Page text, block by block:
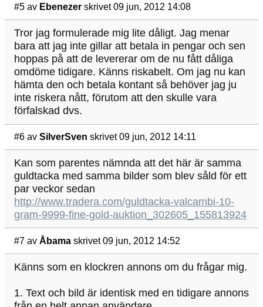
#5 av Ebenezer skrivet 09 jun, 2012 14:08
Tror jag formulerade mig lite dåligt. Jag menar
bara att jag inte gillar att betala in pengar och sen
hoppas på att de levererar om de nu fått dåliga
omdöme tidigare. Känns riskabelt. Om jag nu kan
hämta den och betala kontant så behöver jag ju
inte riskera nått, förutom att den skulle vara
förfalskad dvs.
#6 av SilverSven skrivet 09 jun, 2012 14:11
Kan som parentes nämnda att det här är samma
guldtacka med samma bilder som blev såld för ett
par veckor sedan
http://www.tradera.com/guldtacka-valcambi-10-
gram-9999-fine-gold-auktion_302605_155813924
#7 av Åbama skrivet 09 jun, 2012 14:52
Känns som en klockren annons om du frågar mig.
1. Text och bild är identisk med en tidigare annons